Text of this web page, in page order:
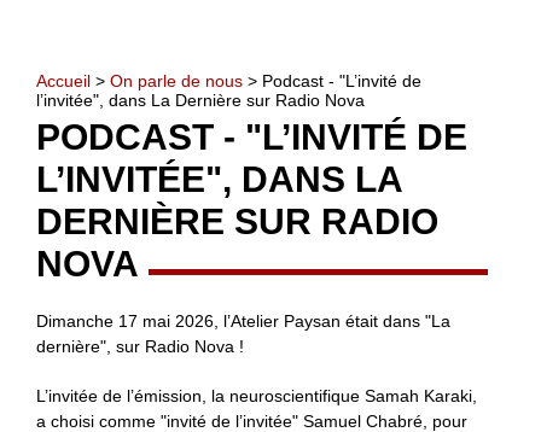
Accueil > On parle de nous > Podcast - "L’invité de
l’invitée", dans La Dernière sur Radio Nova
PODCAST - "L’INVITÉ DE
L’INVITÉE", DANS LA
DERNIÈRE SUR RADIO
NOVA
Dimanche 17 mai 2026, l’Atelier Paysan était dans "La
dernière", sur Radio Nova !
L’invitée de l’émission, la neuroscientifique Samah Karaki,
a choisi comme "invité de l’invitée" Samuel Chabré, pour